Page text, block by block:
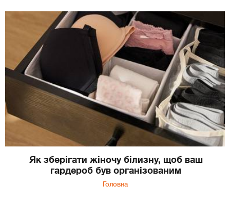
Як зберігати жіночу білизну, щоб ваш
гардероб був організованим
Головна